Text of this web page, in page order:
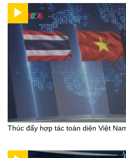
Thúc đẩy hợp tác toàn diện Việt